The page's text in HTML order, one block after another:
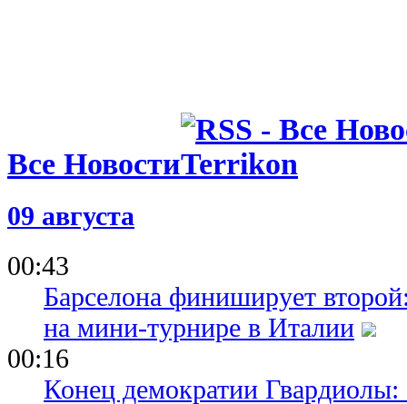
Все Новости
09 августа
00:43
Барселона финиширует
на мини-турнире в Италии
00:16
Конец демократии